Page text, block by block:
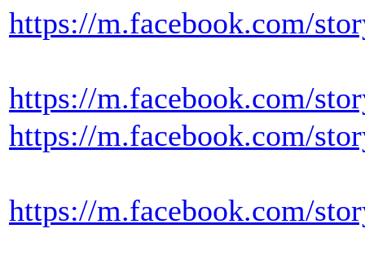
https://m.facebook.com/
https://m.facebook.com/
https://m.facebook.com/
https://m.facebook.com/